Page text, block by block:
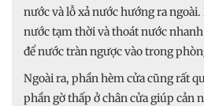
nước và lỗ xả nước hướng ra
nước tạm thời và thoát nước
để nước tràn ngược vào trong
Ngoài ra, phần hèm cửa cũng rất
phần gờ thấp ở chân cửa giúp cản